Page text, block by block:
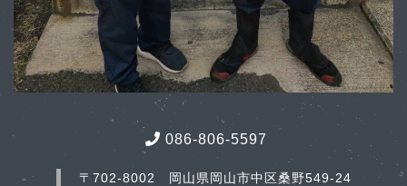
086-806-5597
〒702-8002 岡山県岡山市中区桑野549-24